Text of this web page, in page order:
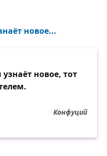
новое...
узнаёт новое, тот
Конфуций